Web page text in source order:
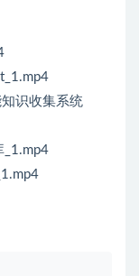
识收集系统
_1.mp4